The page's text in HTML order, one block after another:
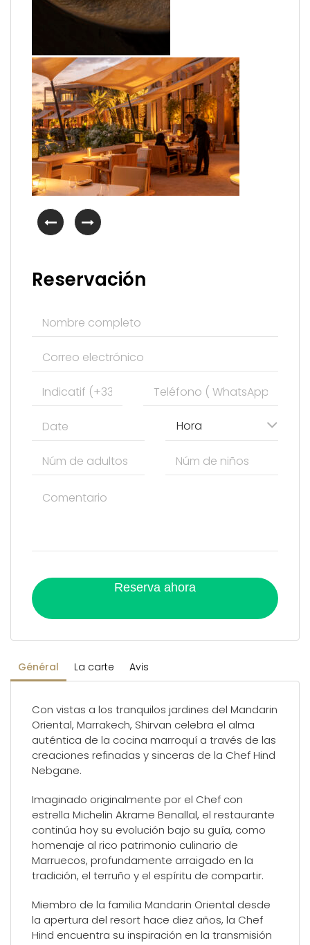
Général La carte Avis
Con vistas a los tranquilos jardines del Mandarin
Oriental, Marrakech, Shirvan celebra el alma
auténtica de la cocina marroquí a través de las
creaciones refinadas y sinceras de la Chef Hind
Nebgane.
Imaginado originalmente por el Chef con
estrella Michelin Akrame Benallal, el restaurante
continúa hoy su evolución bajo su guía, como
homenaje al rico patrimonio culinario de
Marruecos, profundamente arraigado en la
tradición, el terruño y el espíritu de compartir.
Miembro de la familia Mandarin Oriental desde
la apertura del resort hace diez años, la Chef
Hind encuentra su inspiración en la transmisión
Reservación
Hora
Reserva ahora